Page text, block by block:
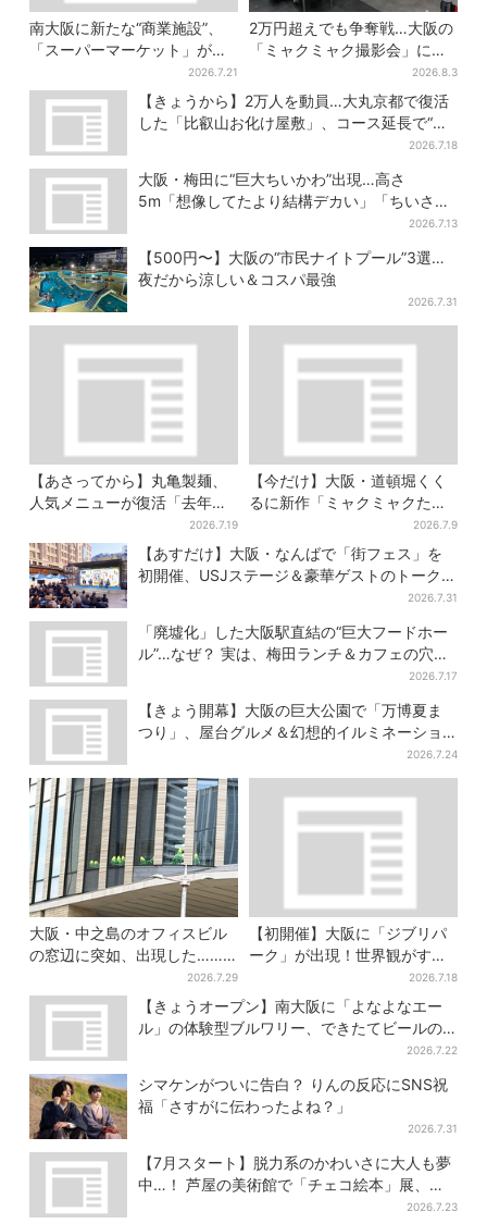
南大阪に新たな“商業施設”、
「スーパーマーケット」が先
行オープン！駅直結＆21時ま
で営業
2026.7.21
2万円超えでも争奪戦…大阪の
「ミャクミャク撮影会」に全
国からファン集結、参加者に
聞いた「それでも会いたい理
由」
2026.8.3
【きょうから】2万人を動員…大丸京都で復活
した「比叡山お化け屋敷」、コース延長で“怖
2026.7.18
大阪・梅田に“巨大ちいかわ”出現…高さ
5m「想像してたより結構デカい」「ちいさ…
2026.7.13
【500円〜】大阪の“市民ナイトプール”3選…
夜だから涼しい＆コスパ最強
2026.7.31
【あさってから】丸亀製麺、
人気メニューが復活「去年め
っちゃハマった」「待ってた
よ！」「夏の救世主」
2026.7.19
【今だけ】大阪・道頓堀くく
るに新作「ミャクミャクたこ
焼」登場！関西の8店舗限定で
2026.7.9
【あすだけ】大阪・なんばで「街フェス」を
初開催、USJステージ＆豪華ゲストのトークシ
2026.7.31
「廃墟化」した大阪駅直結の“巨大フードホー
ル”…なぜ？ 実は、梅田ランチ＆カフェの穴場
2026.7.17
【きょう開幕】大阪の巨大公園で「万博夏ま
つり」、屋台グルメ＆幻想的イルミネーショ
2026.7.24
大阪・中之島のオフィスビル
の窓辺に突如、出現した……
巨大インコ「何かいる」「朝
からビビった」、その正体と
は？
2026.7.29
【初開催】大阪に「ジブリパ
ーク」が出現！世界観がすご
い…細かな仕掛け＆巨大フォ
トスポットに注目
2026.7.18
【きょうオープン】南大阪に「よなよなエー
ル」の体験型ブルワリー、できたてビールの
2026.7.22
シマケンがついに告白？ りんの反応にSNS祝
福「さすがに伝わったよね？」
2026.7.31
【7月スタート】脱力系のかわいさに大人も夢
中…！ 芦屋の美術館で「チェコ絵本」展、老
2026.7.23